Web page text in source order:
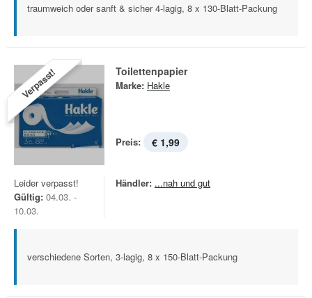
traumweich oder sanft & sicher 4-lagig, 8 x 130-Blatt-Packung
Verpasst! Toilettenpapier
Marke: Hakle
Preis: € 1,99
Leider verpasst!
Gültig: 04.03. -
10.03.
Händler: ...nah und gut
verschiedene Sorten, 3-lagig, 8 x 150-Blatt-Packung